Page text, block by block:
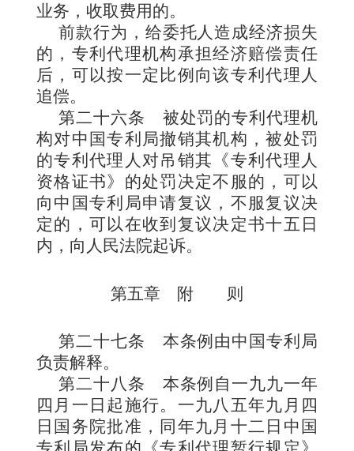
业务，收取费用的。
前款行为，给委托人造成经济损失
的，专利代理机构承担经济赔偿责任
后，可以按一定比例向该专利代理人
追偿。
第二十六条 被处罚的专利代理机
构对中国专利局撤销其机构，被处罚
的专利代理人对吊销其《专利代理人
资格证书》的处罚决定不服的，可以
向中国专利局申请复议，不服复议决
定的，可以在收到复议决定书十五日
内，向人民法院起诉。
第五章 附 则
第二十七条 本条例由中国专利局
负责解释。
第二十八条 本条例 自一九九一年
四月一日起施行。一九八五年九月四
日国务院批准，同年九月十二日中国